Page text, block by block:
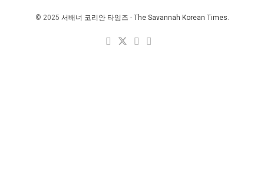
© 2025 서배너 코리안 타임즈 - The Savannah Korean Times.